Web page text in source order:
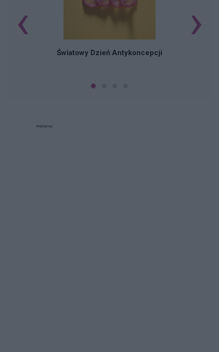
Światowy Dzień Antykoncepcji
‹ ›
Reklama: